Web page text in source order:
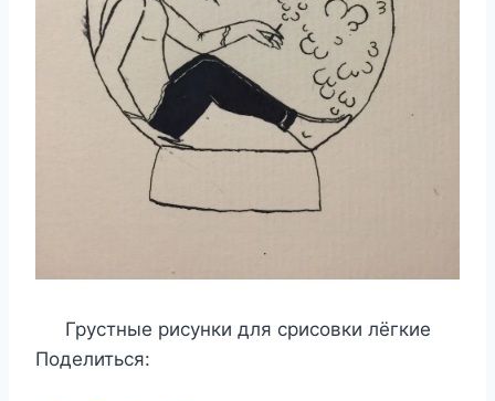
Грустные рисунки для срисовки лёгкие
Поделиться: